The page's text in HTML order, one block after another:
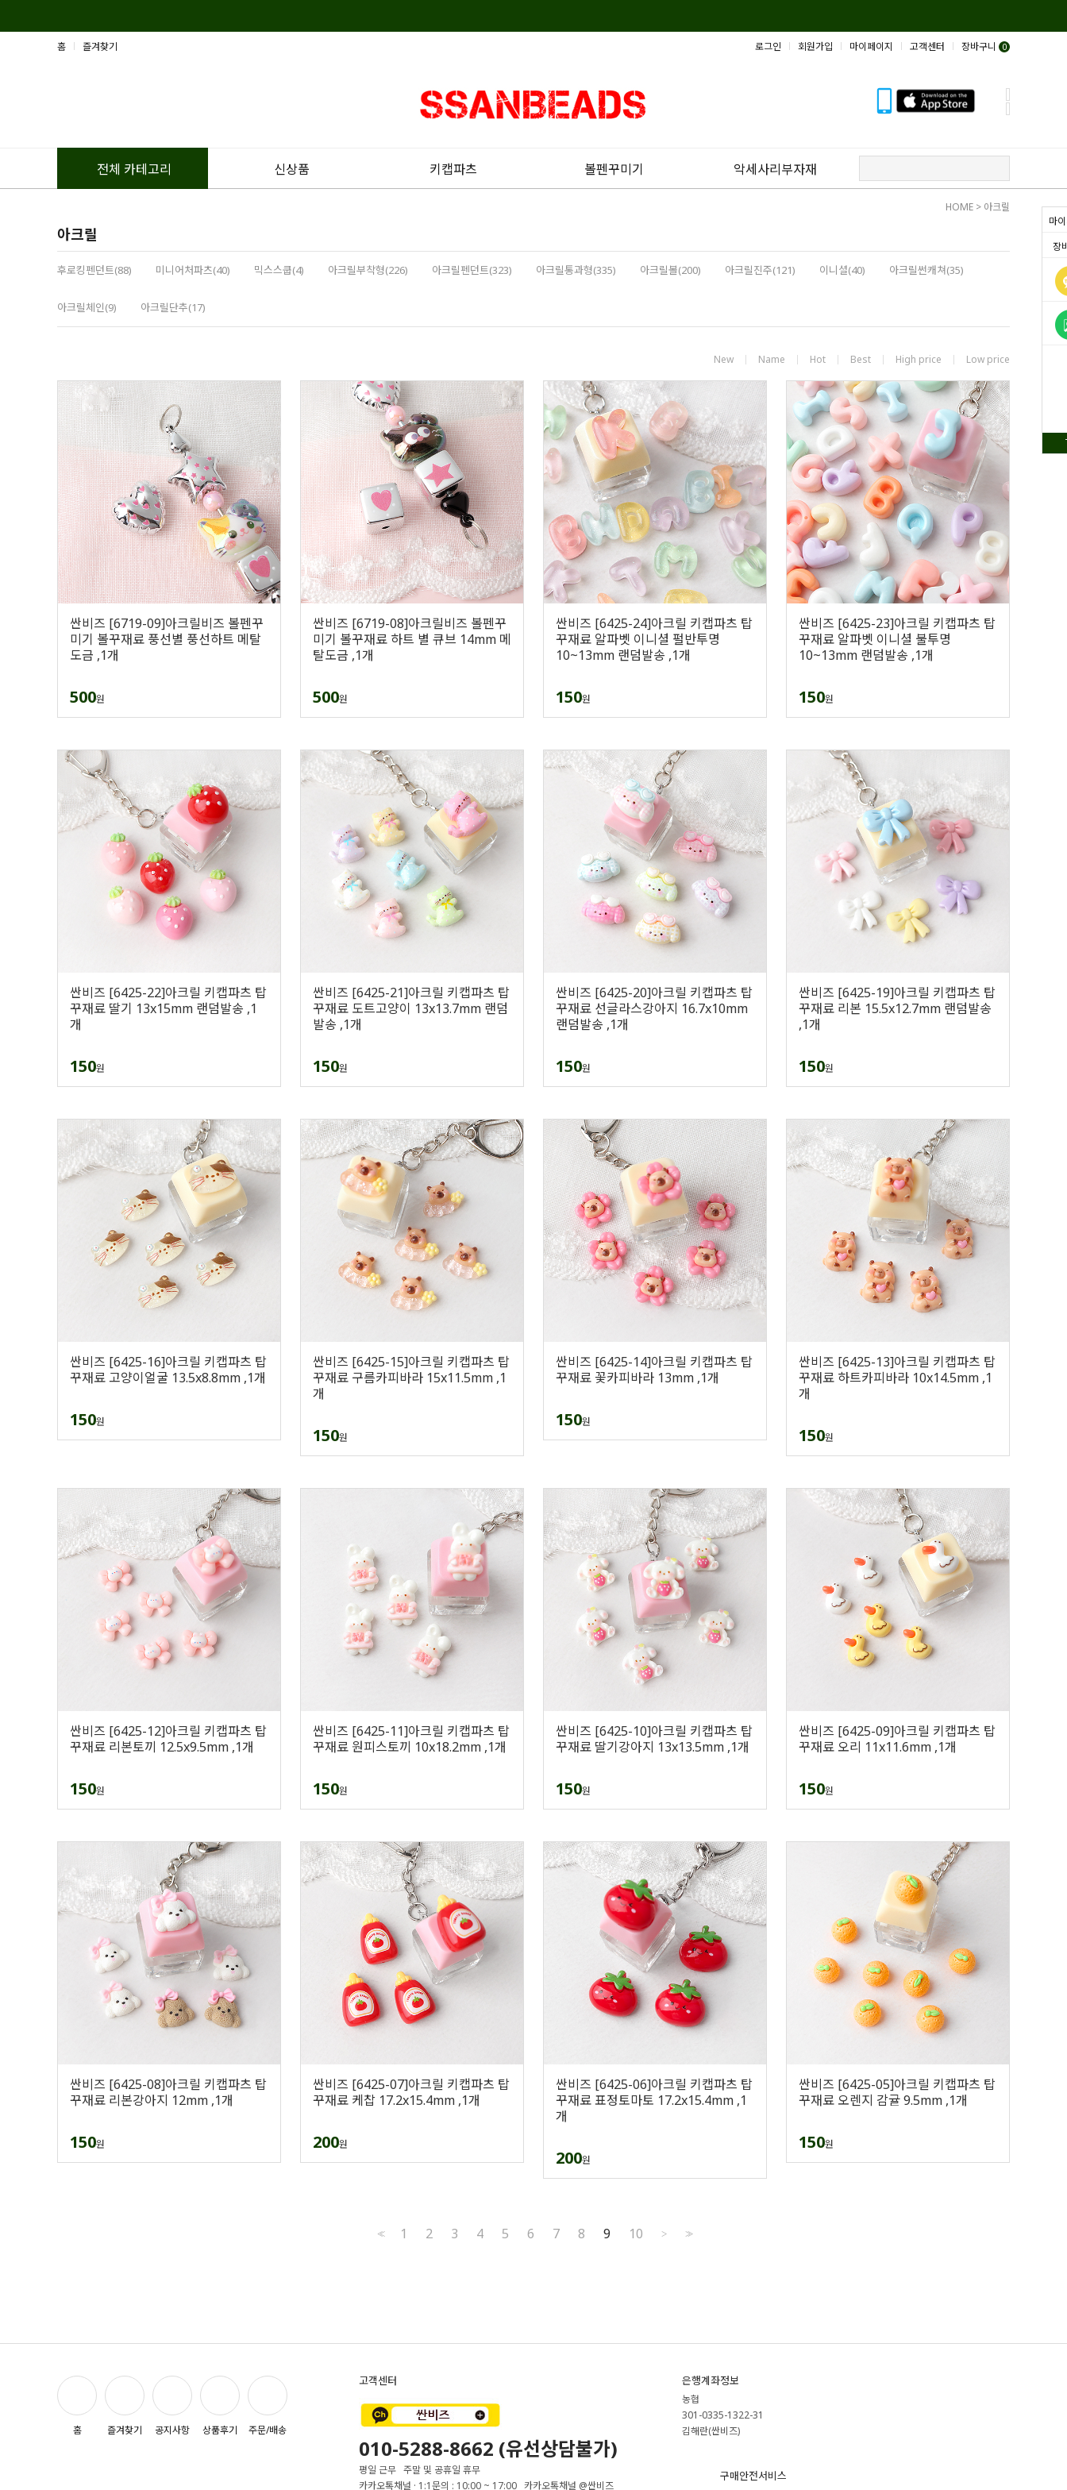
마
장
홈 즐겨찾기 로그인 회원가입 마이페이지 고객센터 장바구니 0
전체 카테고리 신상품 키캡파츠 볼펜꾸미기 악세사리부자재
HOME > 아크릴
아크릴
후로킹펜던트(88) 미니어처파츠(40) 믹스스쿱(4) 아크릴부착형(226) 아크릴펜던트(323) 아크릴통과형(335) 아크릴볼(200) 아크릴진주(121) 이니셜(40) 아크릴썬캐쳐(35)
아크릴체인(9) 아크릴단추(17)
New Name Hot Best High price Low price
싼비즈 [6719-09]아크릴비즈 볼펜꾸
미기 볼꾸재료 풍선별 풍선하트 메탈
도금 ,1개
500원
싼비즈 [6719-08]아크릴비즈 볼펜꾸
미기 볼꾸재료 하트 별 큐브 14mm 메
탈도금 ,1개
500원
싼비즈 [6425-24]아크릴 키캡파츠 탑
꾸재료 알파벳 이니셜 펄반투명
10~13mm 랜덤발송 ,1개
150원
싼비즈 [6425-23]아크릴 키캡파츠 탑
꾸재료 알파벳 이니셜 불투명
10~13mm 랜덤발송 ,1개
150원
싼비즈 [6425-22]아크릴 키캡파츠 탑
꾸재료 딸기 13x15mm 랜덤발송 ,1
개
150원
싼비즈 [6425-21]아크릴 키캡파츠 탑
꾸재료 도트고양이 13x13.7mm 랜덤
발송 ,1개
150원
싼비즈 [6425-20]아크릴 키캡파츠 탑
꾸재료 선글라스강아지 16.7x10mm
랜덤발송 ,1개
150원
싼비즈 [6425-19]아크릴 키캡파츠 탑
꾸재료 리본 15.5x12.7mm 랜덤발송
,1개
150원
싼비즈 [6425-16]아크릴 키캡파츠 탑
꾸재료 고양이얼굴 13.5x8.8mm ,1개
150원
싼비즈 [6425-15]아크릴 키캡파츠 탑
꾸재료 구름카피바라 15x11.5mm ,1
개
150원
싼비즈 [6425-14]아크릴 키캡파츠 탑
꾸재료 꽃카피바라 13mm ,1개
150원
싼비즈 [6425-13]아크릴 키캡파츠 탑
꾸재료 하트카피바라 10x14.5mm ,1
개
150원
싼비즈 [6425-12]아크릴 키캡파츠 탑
꾸재료 리본토끼 12.5x9.5mm ,1개
150원
싼비즈 [6425-11]아크릴 키캡파츠 탑
꾸재료 원피스토끼 10x18.2mm ,1개
150원
싼비즈 [6425-10]아크릴 키캡파츠 탑
꾸재료 딸기강아지 13x13.5mm ,1개
150원
싼비즈 [6425-09]아크릴 키캡파츠 탑
꾸재료 오리 11x11.6mm ,1개
150원
싼비즈 [6425-08]아크릴 키캡파츠 탑
꾸재료 리본강아지 12mm ,1개
150원
싼비즈 [6425-07]아크릴 키캡파츠 탑
꾸재료 케찹 17.2x15.4mm ,1개
200원
싼비즈 [6425-06]아크릴 키캡파츠 탑
꾸재료 표정토마토 17.2x15.4mm ,1
개
200원
싼비즈 [6425-05]아크릴 키캡파츠 탑
꾸재료 오렌지 감귤 9.5mm ,1개
150원
<< 1 2 3 4 5 6 7 8 9 10 > >>
홈 즐겨찾기 공지사항 상품후기 주문/배송
고객센터
010-5288-8662 (유선상담불가)
평일 근무 주말 및 공휴일 휴무
카카오톡채널 · 1:1문의 : 10:00 ~ 17:00 카카오톡채널 @싼비즈
은행계좌정보
농협
301-0335-1322-31
김해란(싼비즈)
구매안전서비스